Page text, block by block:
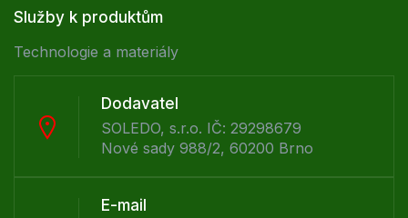
Služby k produktům
Technologie a materiály
Dodavatel
SOLEDO, s.r.o. IČ: 29298679
Nové sady 988/2, 60200 Brno
E-mail